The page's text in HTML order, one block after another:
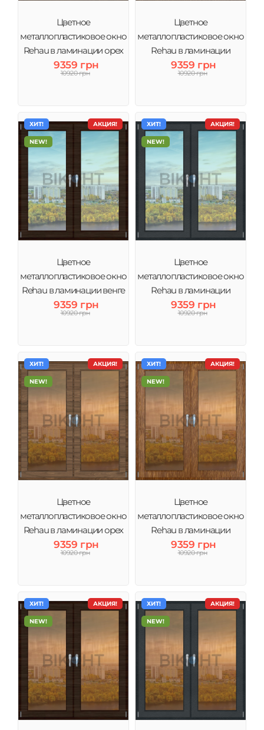
Цветное
металлопластиковое окно
Rehau в ламинации орех
тонировка зеркало
9359 грн
10920 грн
Цветное
металлопластиковое окно
Rehau в ламинации
золотой дуб тонировка
зеркало
9359 грн
10920 грн
АКЦИЯ!
ХИТ!
NEW!
Цветное
металлопластиковое окно
Rehau в ламинации венге
тонировка зеркало
9359 грн
10920 грн
АКЦИЯ!
ХИТ!
NEW!
Цветное
металлопластиковое окно
Rehau в ламинации
Антрацит тонировка
зеркало
9359 грн
10920 грн
АКЦИЯ!
ХИТ!
NEW!
Цветное
металлопластиковое окно
Rehau в ламинации орех
тонировка бронза
9359 грн
10920 грн
АКЦИЯ!
ХИТ!
NEW!
Цветное
металлопластиковое окно
Rehau в ламинации
золотой дуб тонировка
бронза
9359 грн
10920 грн
АКЦИЯ!
ХИТ!
NEW!
АКЦИЯ!
ХИТ!
NEW!